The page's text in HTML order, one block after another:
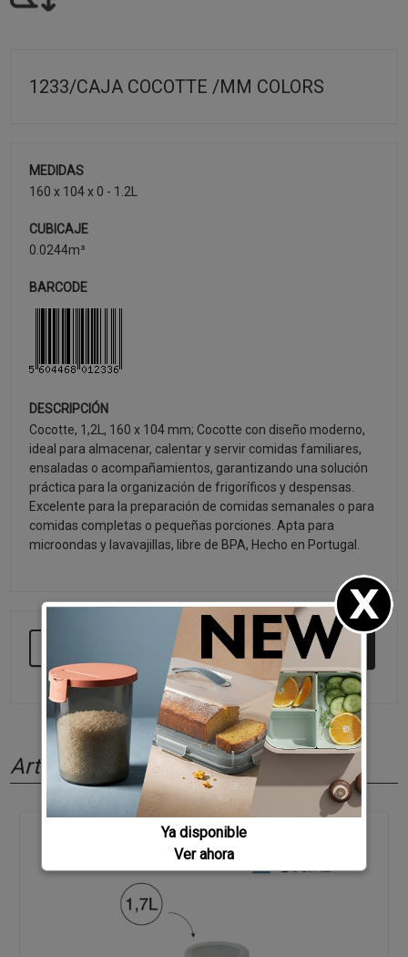
1233/CAJA COCOTTE /MM COLORS
MEDIDAS
160 x 104 x 0 - 1.2L
CUBICAJE
0.0244m³
BARCODE
DESCRIPCIÓN
Cocotte, 1,2L, 160 x 104 mm; Cocotte con diseño moderno,
ideal para almacenar, calentar y servir comidas familiares,
ensaladas o acompañamientos, garantizando una solución
práctica para la organización de frigoríficos y despensas.
Excelente para la preparación de comidas semanales o para
comidas completas o pequeñas porciones. Apta para
microondas y lavavajillas, libre de BPA, Hecho en Portugal.
SEGUIR COMPRANDO
Artículos relacionados
Ya disponible
Ver ahora